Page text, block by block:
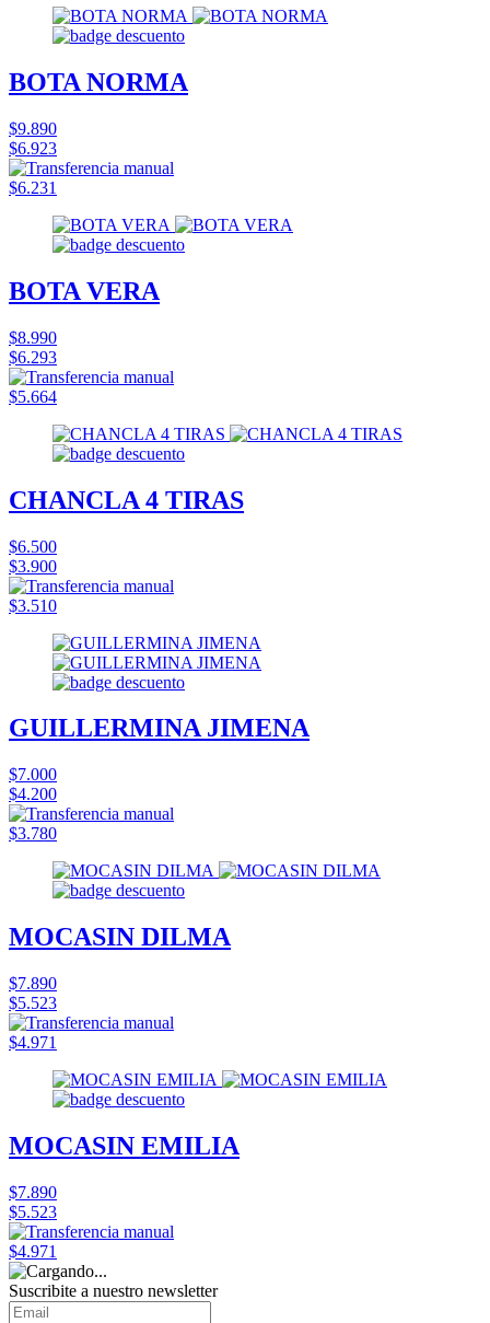
BOTA NORMA
$9.890
$6.923
$6.231
BOTA VERA
$8.990
$6.293
$5.664
CHANCLA 4 TIRAS
$6.500
$3.900
$3.510
GUILLERMINA JIMENA
$7.000
$4.200
$3.780
MOCASIN DILMA
$7.890
$5.523
$4.971
MOCASIN EMILIA
$7.890
$5.523
$4.971
Suscribite a nuestro newsletter